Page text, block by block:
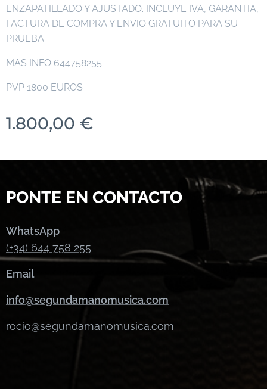
ENZAPATILLADO Y AJUSTADO. INCLUYE IVA, GARANTIA,
FACTURA DE COMPRA Y ENVIO GRATUITO PARA SU
PRUEBA.
MAS INFO 644758255
PVP 1800 EUROS
1.800,00 €
PONTE EN CONTACTO
WhatsApp
(+34) 644 758 255
Email
info@segundamanomusica.com
rocio@segundamanomusica.com